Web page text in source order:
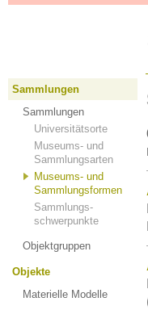
Sammlungen
Sammlungen
Universitätsorte
Museums- und
Sammlungsarten
Museums- und
Sammlungsformen
Sammlungs-
schwerpunkte
Objektgruppen
Objekte
Materielle Modelle